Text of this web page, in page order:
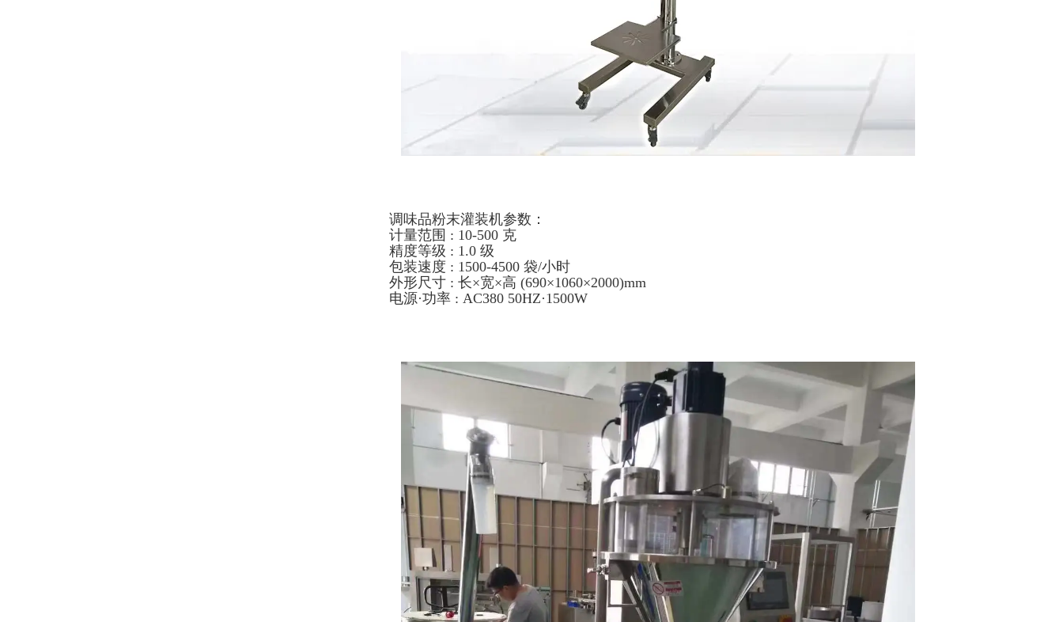
调味品粉末灌装机参数：
计量范围 : 10-500 克
精度等级 : 1.0 级
包装速度 : 1500-4500 袋/小时
外形尺寸 : 长×宽×高 (690×1060×2000)mm
电源·功率 : AC380 50HZ·1500W